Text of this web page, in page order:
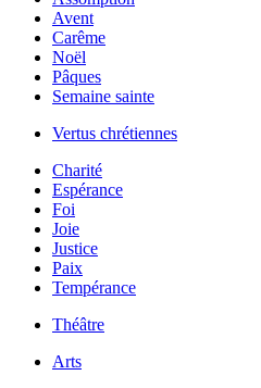
Avent
Carême
Noël
Pâques
Semaine sainte
Vertus chrétiennes
Charité
Espérance
Foi
Joie
Justice
Paix
Tempérance
Théâtre
Arts